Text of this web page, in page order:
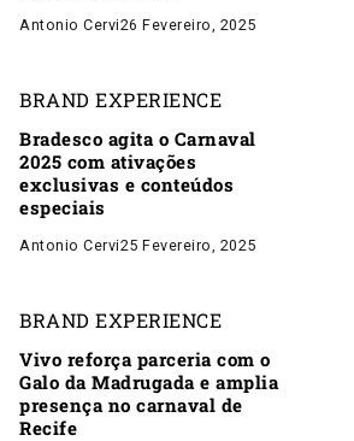
Antonio Cervi26 Fevereiro, 2025
BRAND EXPERIENCE
Bradesco agita o Carnaval
2025 com ativações
exclusivas e conteúdos
especiais
Antonio Cervi25 Fevereiro, 2025
BRAND EXPERIENCE
Vivo reforça parceria com o
Galo da Madrugada e amplia
presença no carnaval de
Recife